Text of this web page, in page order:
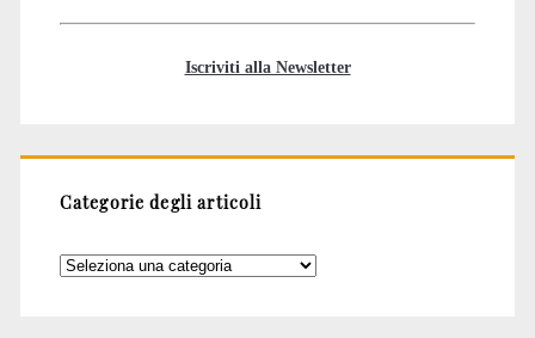
Iscriviti alla Newsletter
Categorie degli articoli
Categorie